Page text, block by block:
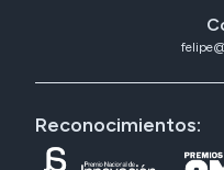
Reconocimientos: